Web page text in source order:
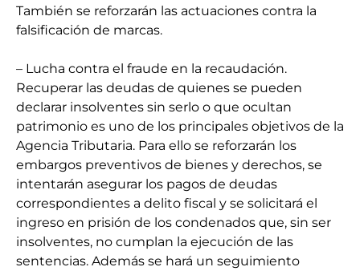
También se reforzarán las actuaciones contra la
falsificación de marcas.
– Lucha contra el fraude en la recaudación.
Recuperar las deudas de quienes se pueden
declarar insolventes sin serlo o que ocultan
patrimonio es uno de los principales objetivos de la
Agencia Tributaria. Para ello se reforzarán los
embargos preventivos de bienes y derechos, se
intentarán asegurar los pagos de deudas
correspondientes a delito fiscal y se solicitará el
ingreso en prisión de los condenados que, sin ser
insolventes, no cumplan la ejecución de las
sentencias. Además se hará un seguimiento